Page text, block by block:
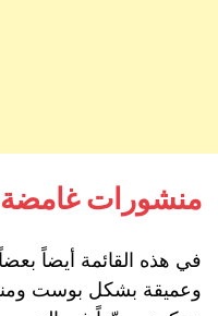
منشورات غامضة
في هذه القائمة أيضاً
وعميقة بشكل بوست